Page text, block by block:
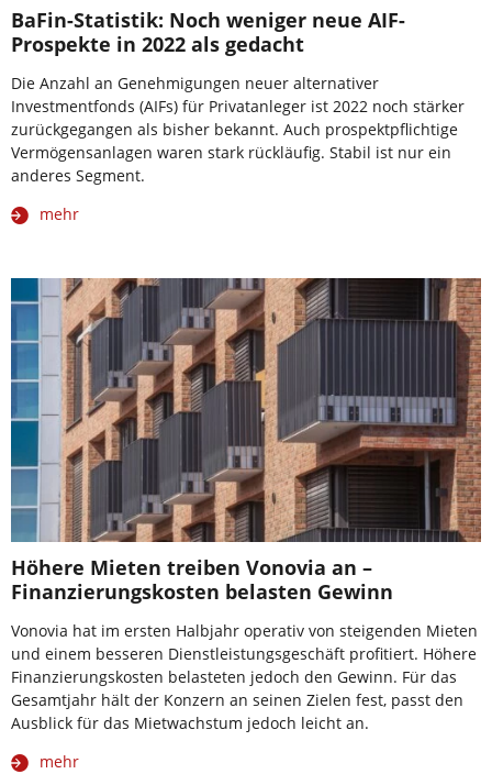
BaFin-Statistik: Noch weniger neue AIF-
Prospekte in 2022 als gedacht
Die Anzahl an Genehmigungen neuer alternativer
Investmentfonds (AIFs) für Privatanleger ist 2022 noch stärker
zurückgegangen als bisher bekannt. Auch prospektpflichtige
Vermögensanlagen waren stark rückläufig. Stabil ist nur ein
anderes Segment.
mehr
Höhere Mieten treiben Vonovia an –
Finanzierungskosten belasten Gewinn
Vonovia hat im ersten Halbjahr operativ von steigenden Mieten
und einem besseren Dienstleistungsgeschäft profitiert. Höhere
Finanzierungskosten belasteten jedoch den Gewinn. Für das
Gesamtjahr hält der Konzern an seinen Zielen fest, passt den
Ausblick für das Mietwachstum jedoch leicht an.
mehr